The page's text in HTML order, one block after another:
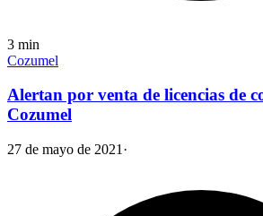
3 min
Cozumel
Alertan por venta de licencias de
Cozumel
27 de mayo de 2021 ·